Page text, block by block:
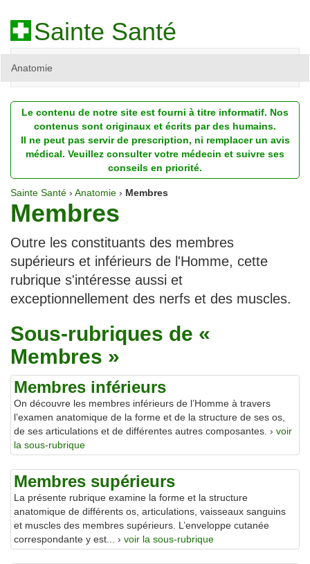
Sainte Santé
Anatomie
Diagnostic
Dossiers
Homéopathie
Nutrition
Psychologie
Recherches
Le contenu de notre site est fourni à titre informatif. Nos
contenus sont originaux et écrits par des humains.
Il ne peut pas servir de prescription, ni remplacer un avis
médical. Veuillez consulter votre médecin et suivre ses
conseils en priorité.
Sainte Santé › Anatomie › Membres
Membres
Outre les constituants des membres
supérieurs et inférieurs de l'Homme, cette
rubrique s'intéresse aussi et
exceptionnellement des nerfs et des muscles.
Sous-rubriques de «
Membres »
Membres inférieurs
On découvre les membres inférieurs de l’Homme à travers
l’examen anatomique de la forme et de la structure de ses os,
de ses articulations et de différentes autres composantes. › voir
la sous-rubrique
Membres supérieurs
La présente rubrique examine la forme et la structure
anatomique de différents os, articulations, vaisseaux sanguins
et muscles des membres supérieurs. L’enveloppe cutanée
correspondante y est... › voir la sous-rubrique